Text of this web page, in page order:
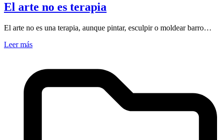
El arte no es terapia
El arte no es una terapia, aunque pintar, esculpir o moldear barro…
Leer más